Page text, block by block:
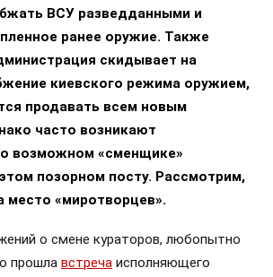
ВСУ разведданными и
ранее оружие. Также
скидывает на
киевского режима оружием,
продавать всем новым
часто возникают
возможном «сменщике»
позорном посту. Рассмотрим,
место «миротворцев».
о смене кураторов, любопытно
прошла встреча исполняющего